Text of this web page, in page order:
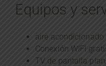
Equipos y
aire acondicionado
Conexión WIFI
TV de pantalla